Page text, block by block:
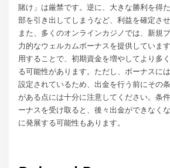
賭け」は厳禁です。逆に、大きな勝利を得
部を引き出してしまうなど、利益を確定さ
また、多くのオンラインカジノでは、新規
力的なウェルカムボーナスを提供していま
用することで、初期資金を増やしてより多
る可能性があります。ただし、ボーナスに
設定されているため、出金を行う前にその
がある点には十分に注意してください。条
ーナスを受け取ると、後々出金ができなく
に発展する可能性もあります。